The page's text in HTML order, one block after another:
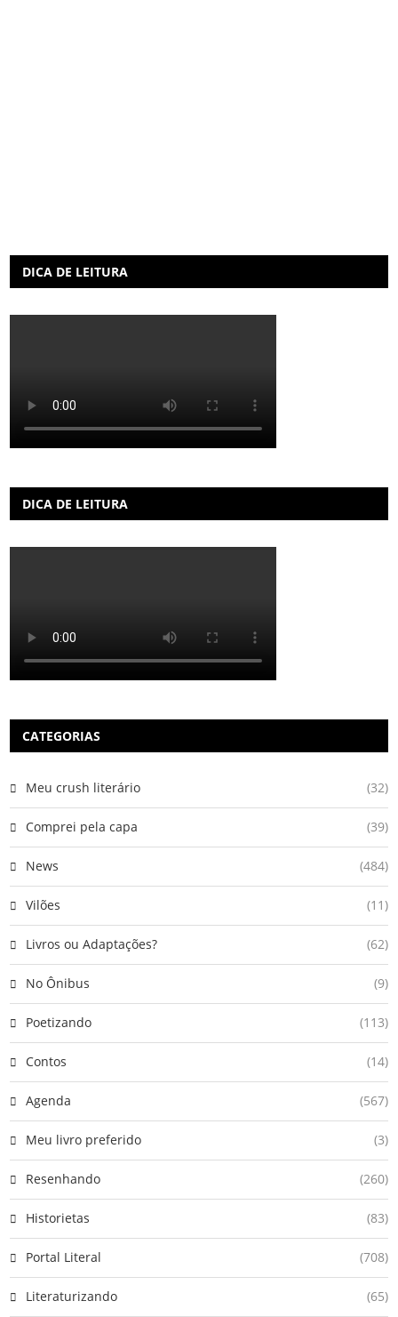
DICA DE LEITURA
DICA DE LEITURA
CATEGORIAS
Meu crush literário (32)
Comprei pela capa (39)
News (484)
Vilões (11)
Livros ou Adaptações? (62)
No Ônibus (9)
Poetizando (113)
Contos (14)
Agenda (567)
Meu livro preferido (3)
Resenhando (260)
Historietas (83)
Portal Literal (708)
Literaturizando (65)